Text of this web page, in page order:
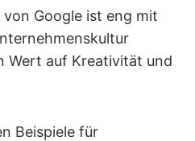
Google ist eng mit
Wert auf Kreativität und
Beispiele für